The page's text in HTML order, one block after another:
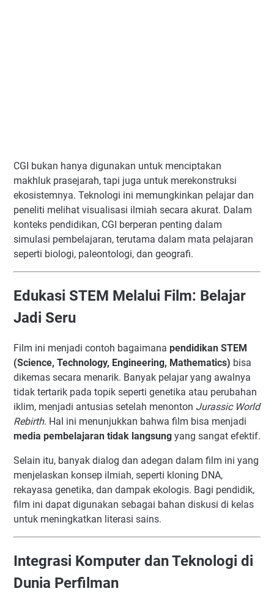
CGI bukan hanya digunakan untuk menciptakan
makhluk prasejarah, tapi juga untuk merekonstruksi
ekosistemnya. Teknologi ini memungkinkan pelajar dan
peneliti melihat visualisasi ilmiah secara akurat. Dalam
konteks pendidikan, CGI berperan penting dalam
simulasi pembelajaran, terutama dalam mata pelajaran
seperti biologi, paleontologi, dan geografi.
Edukasi STEM Melalui Film: Belajar
Jadi Seru
Film ini menjadi contoh bagaimana pendidikan STEM
(Science, Technology, Engineering, Mathematics) bisa
dikemas secara menarik. Banyak pelajar yang awalnya
tidak tertarik pada topik seperti genetika atau perubahan
iklim, menjadi antusias setelah menonton Jurassic World
Rebirth. Hal ini menunjukkan bahwa film bisa menjadi
media pembelajaran tidak langsung yang sangat efektif.
Selain itu, banyak dialog dan adegan dalam film ini yang
menjelaskan konsep ilmiah, seperti kloning DNA,
rekayasa genetika, dan dampak ekologis. Bagi pendidik,
film ini dapat digunakan sebagai bahan diskusi di kelas
untuk meningkatkan literasi sains.
Integrasi Komputer dan Teknologi di
Dunia Perfilman